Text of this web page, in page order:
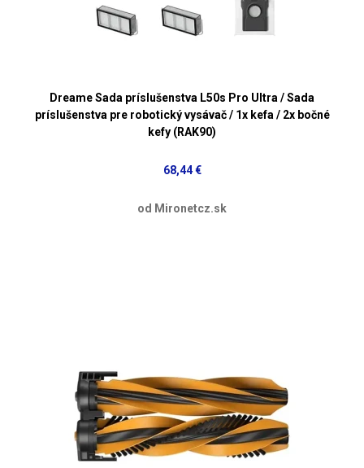
Dreame Sada príslušenstva L50s Pro Ultra / Sada
príslušenstva pre robotický vysávač / 1x kefa / 2x bočné
kefy (RAK90)
68,44 €
od Mironetcz.sk